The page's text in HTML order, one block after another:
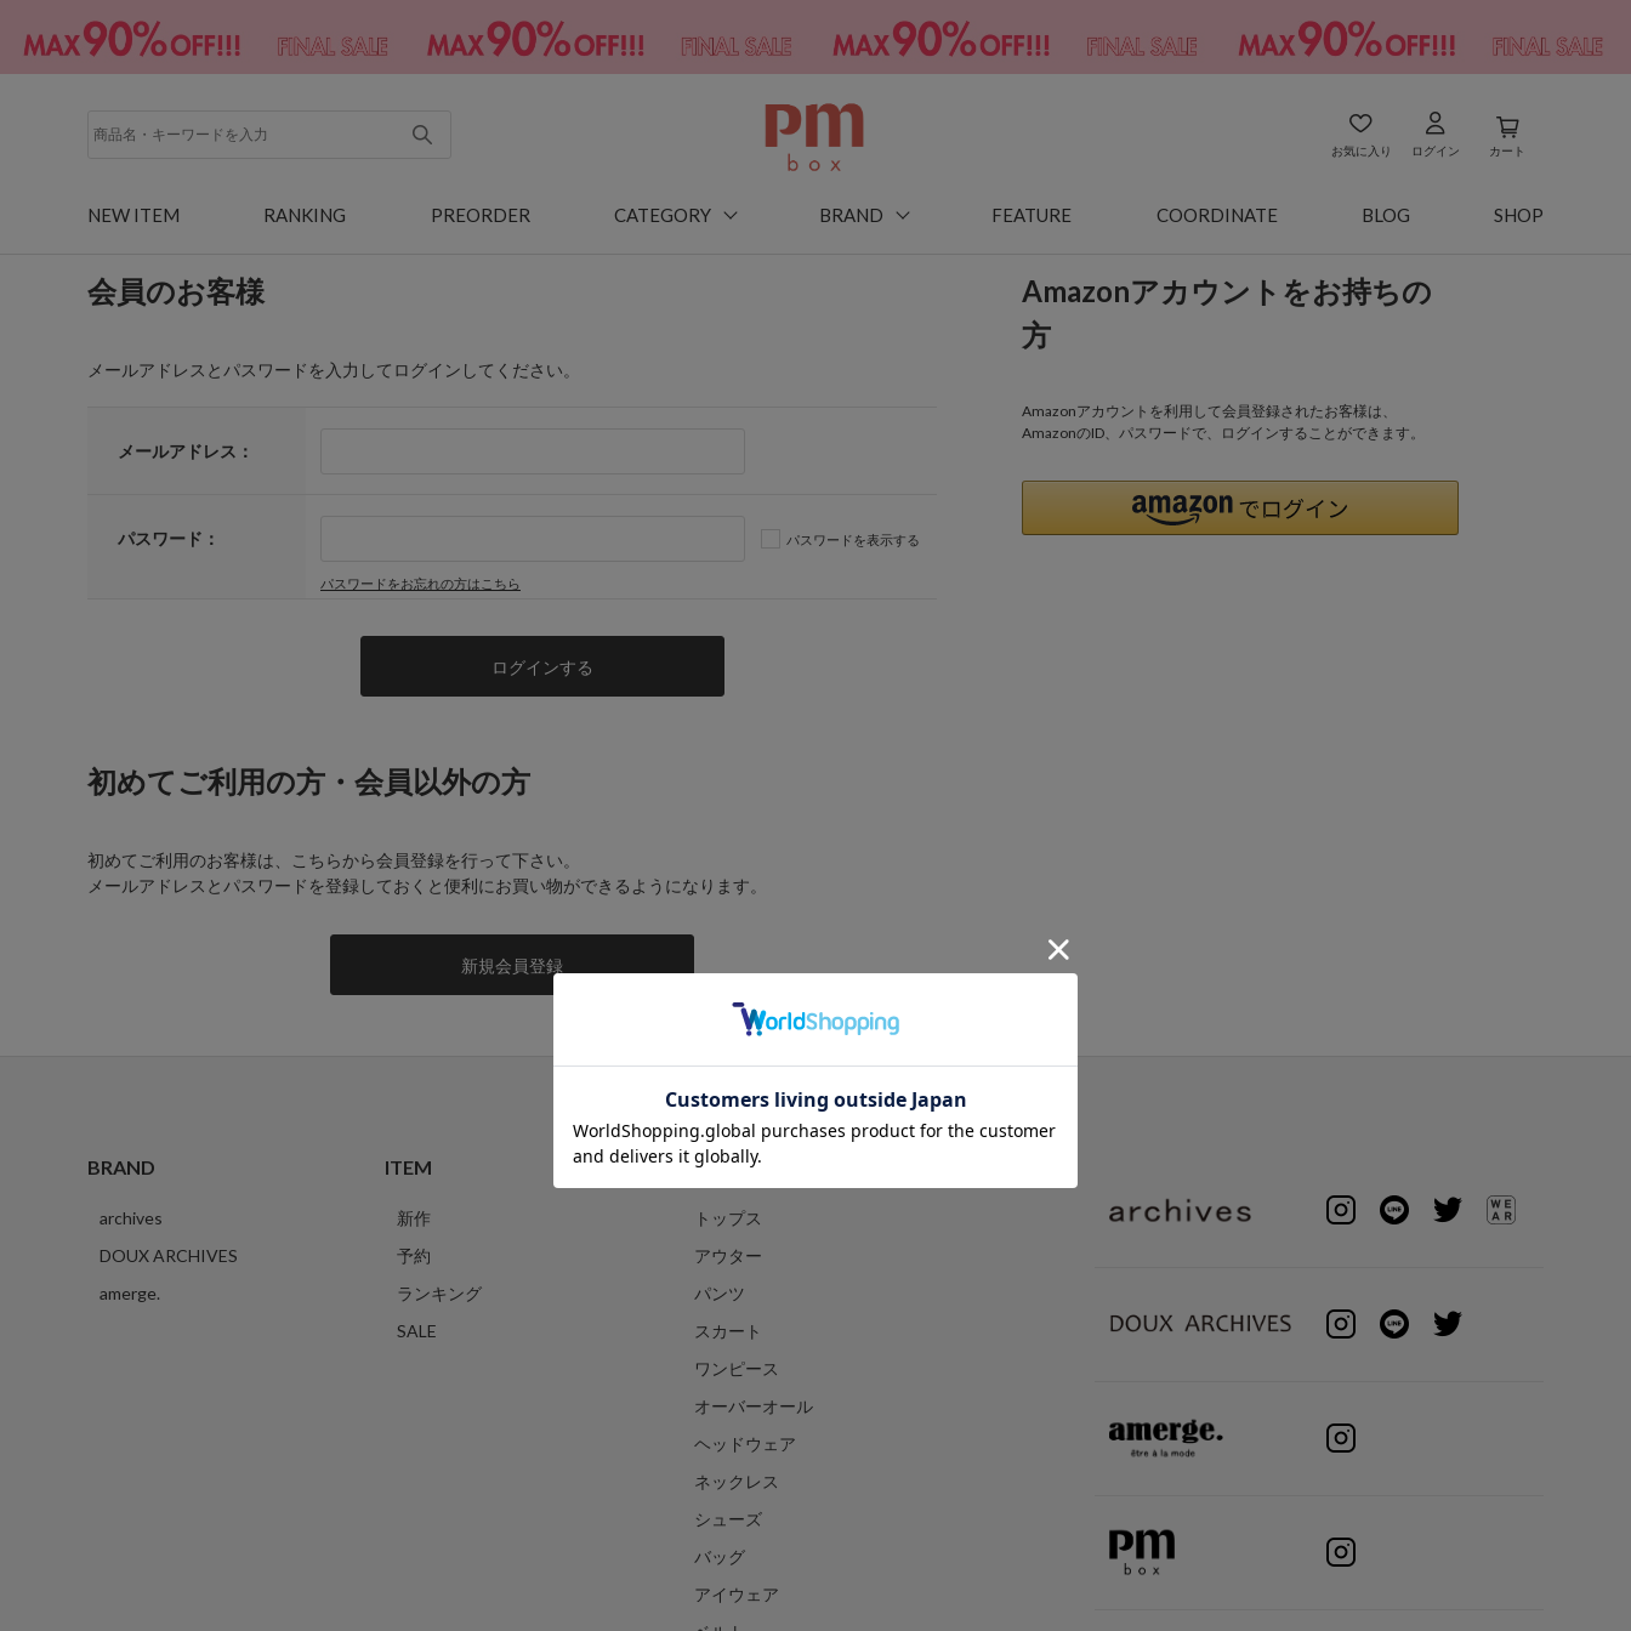
お気に入り ログイン カート
NEW ITEM RANKING PREORDER CATEGORY BRAND FEATURE COORDINATE BLOG SHOP
会員のお客様
メールアドレスとパスワードを入力してログインしてください。
メールアドレス：
パスワード： パスワードを表示する
パスワードをお忘れの方はこちら
Amazonアカウントをお持ちの
方
Amazonアカウントを利用して会員登録されたお客様は、
AmazonのID、パスワードで、ログインすることができます。
初めてご利用の方・会員以外の方
初めてご利用のお客様は、こちらから会員登録を行って下さい。
メールアドレスとパスワードを登録しておくと便利にお買い物ができるようになります。
BRAND
archives
DOUX ARCHIVES
amerge.
ITEM
新作
予約
ランキング
SALE
CATEGORY
トップス
アウター
パンツ
スカート
ワンピース
オーバーオール
ヘッドウェア
ネックレス
シューズ
バッグ
アイウェア